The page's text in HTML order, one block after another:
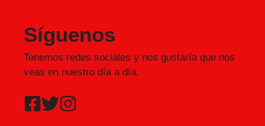
Síguenos
Tenemos redes sociales y nos gustaría que nos
veas en nuestro día a día.